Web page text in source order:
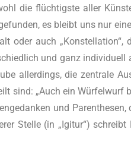
die flüch­tigs­te aller
es bleibt uns nur
oder auch
und ganz
aller­dings, die zen­tra­le
sind: „Auch ein
und
Stel­le (in „Igi­tur“)